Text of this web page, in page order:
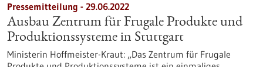
Pressemitteilung - 29.06.2022
Ausbau Zentrum für Frugale Produkte und
Produktionssysteme in Stuttgart
Ministerin Hoffmeister-Kraut: „Das Zentrum für Frugale